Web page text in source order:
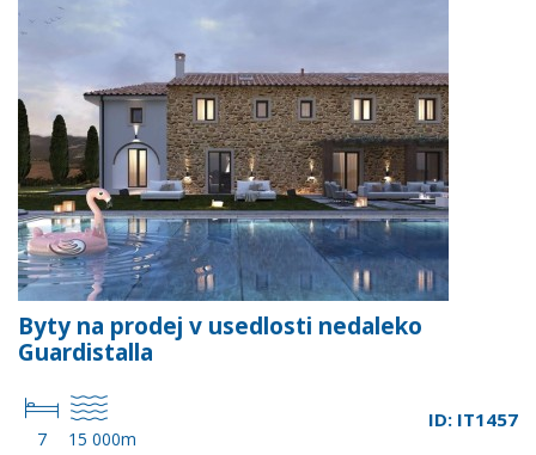
Byty na prodej v usedlosti nedaleko
Guardistalla
7 15 000m
ID: IT1457